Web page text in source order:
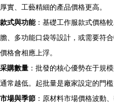
厚實、工藝精細的產品價格更高。
款式與功能：基礎工作服款式價格
膽、多功能口袋等設計，或需要符
價格會相應上浮。
采購數量 ：批發的核心優勢在于規
通常越低。起批量是廠家設定的門
市場與季節 ：原材料市場價格波動